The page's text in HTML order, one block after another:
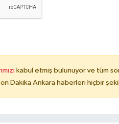
kabul etmiş bulunuyor ve tüm
Dakika Ankara haberleri hiçbir